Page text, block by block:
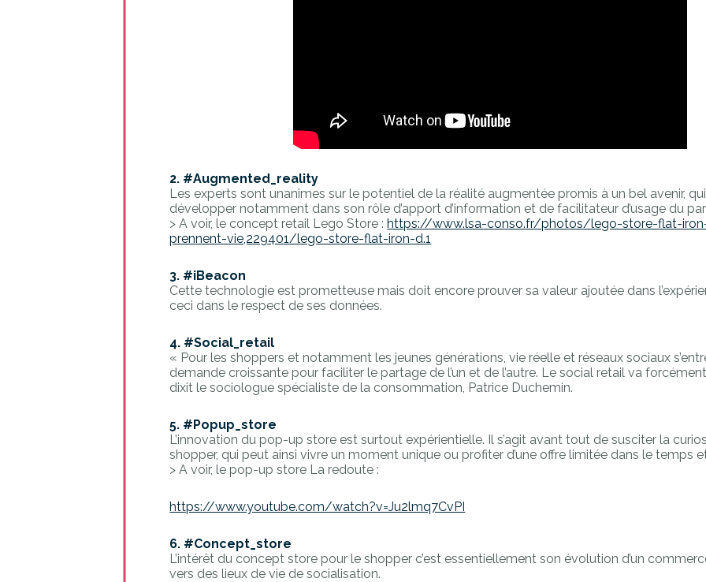
2. #Augmented_reality
Les experts sont unanimes sur le potentiel de la réalité augmentée promis à un bel avenir,
développer notamment dans son rôle d’apport d’information et de facilitateur d’usage du
> A voir, le concept retail Lego Store :https://www.lsa-conso.fr/photos/lego-store-flat-
prennent-vie,229401/lego-store-flat-iron-d.1
3. #iBeacon
Cette technologie est prometteuse mais doit encore prouver sa valeur ajoutée dans
ceci dans le respect de ses données.
4. #Social_retail
« Pour les shoppers et notamment les jeunes générations, vie réelle et réseaux sociaux
demande croissante pour faciliter le partage de l’un et de l’autre. Le social retail va
dixit le sociologue spécialiste de la consommation, Patrice Duchemin.
5. #Popup_store
L’innovation du pop-up store est surtout expérientielle. Il s’agit avant tout de susciter la
shopper, qui peut ainsi vivre un moment unique ou profiter d’une offre limitée dans le temps
> A voir, le pop-up store La redoute :
https://www.youtube.com/watch?v=Ju2lmq7CvPI
6. #Concept_store
L’intérêt du concept store pour le shopper c’est essentiellement son évolution d’un
vers des lieux de vie de socialisation.